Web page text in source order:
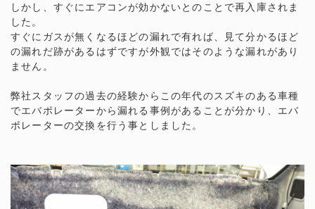
しかし、すぐにエアコンが効かないとのことで再入庫されま
した。
すぐにガスが無くなるほどの漏れで有れば、見て分かるほど
の漏れだ跡があるはずですが外観ではそのような漏れがあり
ません。
弊社スタッフの過去の経験からこの年代のスズキのある車種
でエバポレーターから漏れる事例があることが分かり、エバ
ポレーターの交換を行う事としました。